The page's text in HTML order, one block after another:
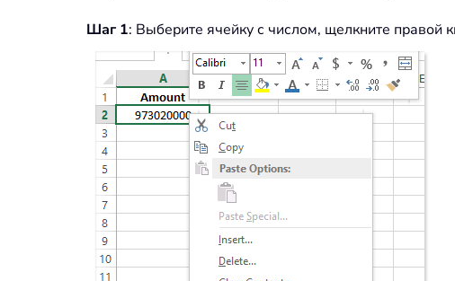
Шаг 1: Выберите ячейку с числом, щелкните правой